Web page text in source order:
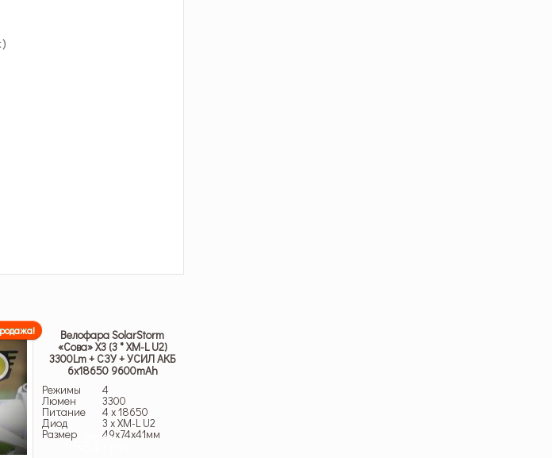
Велофара SolarStorm
«Сова» X3 (3 * XM-L U2)
3300Lm + СЗУ + УСИЛ АКБ
6х18650 9600mAh
Режимы
4
Люмен 3300
Питание 4 x 18650
Диод 3 x XM-L U2
Размер 49x74x41мм
2,099 грн.
1,584 грн.